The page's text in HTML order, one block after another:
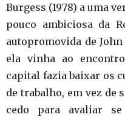
Burgess (1978) a uma
pouco ambiciosa da
autopromovida de
ela vinha ao
capital fazia baixar os
de trabalho, em vez de
cedo para avaliar